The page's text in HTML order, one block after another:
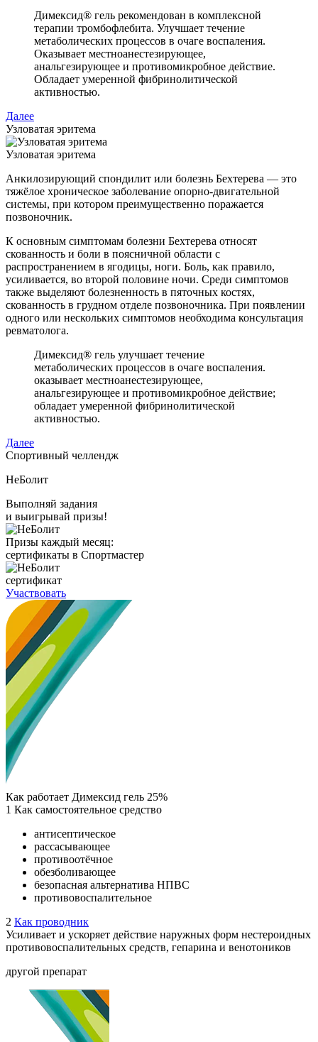
Димексид® гель рекомендован в комплексной
терапии тромбофлебита. Улучшает течение
метаболических процессов в очаге воспаления.
Оказывает местноанестезирующее,
анальгезирующее и противомикробное действие.
Обладает умеренной фибринолитической
активностью.
Далее
Узловатая эритема
Узловатая эритема
Анкилозирующий спондилит или болезнь Бехтерева — это
тяжёлое хроническое заболевание опорно-двигательной
системы, при котором преимущественно поражается
позвоночник.
К основным симптомам болезни Бехтерева относят
скованность и боли в поясничной области с
распространением в ягодицы, ноги. Боль, как правило,
усиливается, во второй половине ночи. Среди симптомов
также выделяют болезненность в пяточных костях,
скованность в грудном отделе позвоночника. При появлении
одного или нескольких симптомов необходима консультация
ревматолога.
Димексид® гель улучшает течение
метаболических процессов в очаге воспаления.
оказывает местноанестезирующее,
анальгезирующее и противомикробное действие;
обладает умеренной фибринолитической
активностью.
Далее
Спортивный челлендж
НеБолит
Выполняй задания
и выигрывай призы!
Призы каждый месяц:
сертификаты в Спортмастер
сертификат
Участвовать
Как работает Димексид гель 25%
1 Как самостоятельное средство
антисептическое
рассасывающее
противоотёчное
обезболивающее
безопасная альтернатива НПВС
противовоспалительное
2 Как проводник
Усиливает и ускоряет действие наружных форм нестероидных
противовоспалительных средств, гепарина и венотоников
другой препарат